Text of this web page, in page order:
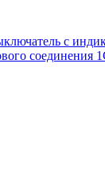
с
соединения